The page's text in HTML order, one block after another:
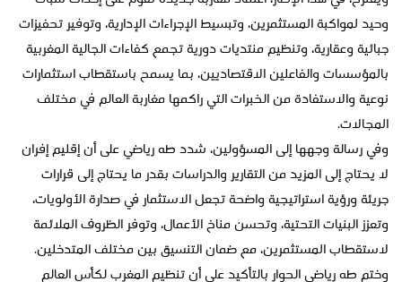
وحيد لمواكبة المستثمرين، وتبسيط الإجراءات الإدارية، وتوفير تحفيزات
جبائية وعقارية، وتنظيم منتديات دورية تجمع كفاءات الجالية المغربية
بالمؤسسات والفاعلين الاقتصاديين، بما يسمح باستقطاب استثمارات
نوعية والاستفادة من الخبرات التي راكمها مغاربة العالم في مختلف
المجالات.
وفي رسالة وجهها إلى المسؤولين، شدد طه رياضي على أن إقليم إفران
لا يحتاج إلى المزيد من التقارير والدراسات بقدر ما يحتاج إلى قرارات
جريئة ورؤية استراتيجية واضحة تجعل الاستثمار في صدارة الأولويات،
وتعزز البنيات التحتية، وتحسن مناخ الأعمال، وتوفر الظروف الملائمة
لاستقطاب المستثمرين، مع ضمان التنسيق بين مختلف المتدخلين.
وختم طه رياضي الحوار بالتأكيد على أن تنظيم المغرب لكأس العالم